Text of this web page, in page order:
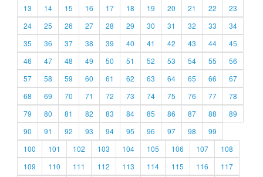
13
14 15 16 17 18 19 20 21 22
23
24
25 26 27 28 29 30 31 32 33
34
35
36 37 38 39 40 41 42 43 44
45
46
47 48 49 50 51 52 53 54 55
56
57
58 59 60 61 62 63 64 65 66
67
68
69 70 71 72 73 74 75 76 77
78
79
80 81 82 83 84 85 86 87 88
89
90
91 92 93 94 95 96 97 98
99
100
101 102 103 104 105 106 107
108
109
110 111 112 113 114 115 116
117